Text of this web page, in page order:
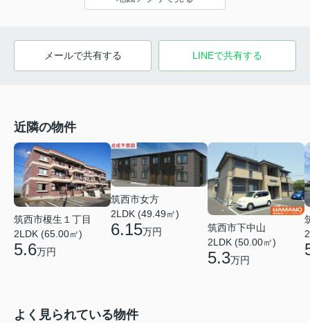
メールで共有する LINEで共有する
近隣の物件
筑西市榎生１丁目
2LDK (65.00㎡)
5.6万円
筑西市女方
2LDK (49.49㎡)
6.15万円
筑西市下中山
2LDK (50.00㎡)
5.3万円
よく見られている物件